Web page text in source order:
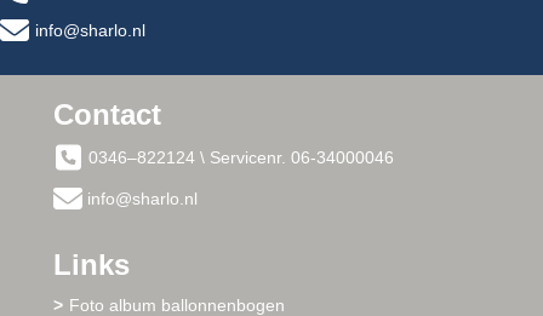
info@sharlo.nl
Contact
0346–822124 \ Servicenr. 06-34000046
info@sharlo.nl
Links
Foto album ballonnenbogen